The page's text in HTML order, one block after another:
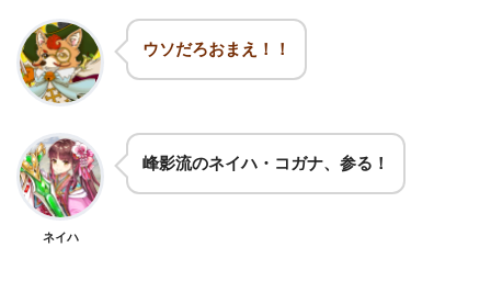
ウソだろおまえ！！
ネイハ
峰影流のネイハ・コガナ、参る！